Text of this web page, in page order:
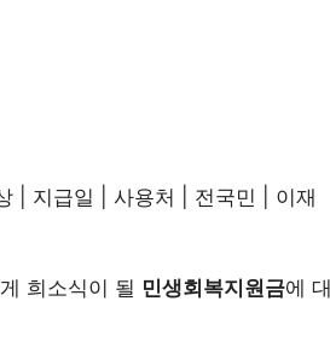
| 지급일 | 사용처 | 전국민 | 이재
희소식이 될 민생회복지원금에 대